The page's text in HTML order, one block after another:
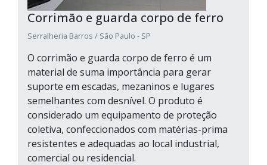
Corrimão e guarda corpo de ferro
Serralheria Barros / São Paulo - SP
O corrimão e guarda corpo de ferro é um
material de suma importância para gerar
suporte em escadas, mezaninos e lugares
semelhantes com desnível. O produto é
considerado um equipamento de proteção
coletiva, confeccionados com matérias-prima
resistentes e adequadas ao local industrial,
comercial ou residencial.